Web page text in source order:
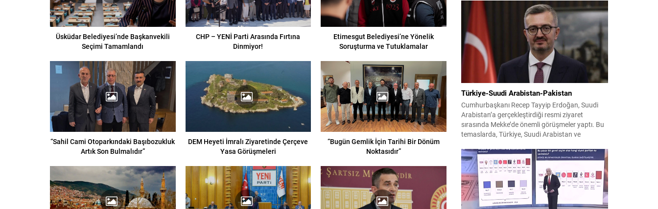
Üsküdar Belediyesi’nde Başkanvekili
Seçimi Tamamlandı
CHP – YENİ Parti Arasında Fırtına
Dinmiyor!
Etimesgut Belediyesi’ne Yönelik
Soruşturma ve Tutuklamalar
“Sahil Cami Otoparkındaki Başıbozukluk
Artık Son Bulmalıdır”
DEM Heyeti İmralı Ziyaretinde Çerçeve
Yasa Görüşmeleri
“Bugün Gemlik İçin Tarihi Bir Dönüm
Noktasıdır”
görev yapan 178 tim ve 742 personel, sahada
aktif olarak halkı bilinçlendirdi ve denetim
faaliyetleri gerçekleştirdi. Faaliyetler esnasında
bin 315 biçerdöver ve balya...
Türkiye-Suudi Arabistan-Pakistan
Cumhurbaşkanı Recep Tayyip Erdoğan, Suudi
Arabistan’a gerçekleştirdiği resmi ziyaret
sırasında Mekke’de önemli görüşmeler yaptı. Bu
temaslarda, Türkiye, Suudi Arabistan ve
birliği çerçevesi oluşturuldu. Ziyaretin en somut
çıktısı, üç ülkenin imza attığı Mekke Ortak
Savunma Anlaşması oldu. Anlaşma; ortak
güvenlik yaklaşımıyla bölgesel barış, istikrar...